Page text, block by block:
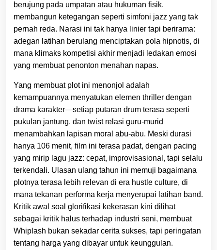
berujung pada umpatan atau hukuman fisik,
membangun ketegangan seperti simfoni jazz yang tak
pernah reda. Narasi ini tak hanya linier tapi berirama:
adegan latihan berulang menciptakan pola hipnotis, di
mana klimaks kompetisi akhir menjadi ledakan emosi
yang membuat penonton menahan napas.
Yang membuat plot ini menonjol adalah
kemampuannya menyatukan elemen thriller dengan
drama karakter—setiap putaran drum terasa seperti
pukulan jantung, dan twist relasi guru-murid
menambahkan lapisan moral abu-abu. Meski durasi
hanya 106 menit, film ini terasa padat, dengan pacing
yang mirip lagu jazz: cepat, improvisasional, tapi selalu
terkendali. Ulasan ulang tahun ini memuji bagaimana
plotnya terasa lebih relevan di era hustle culture, di
mana tekanan performa kerja menyerupai latihan band.
Kritik awal soal glorifikasi kekerasan kini dilihat
sebagai kritik halus terhadap industri seni, membuat
Whiplash bukan sekadar cerita sukses, tapi peringatan
tentang harga yang dibayar untuk keunggulan.